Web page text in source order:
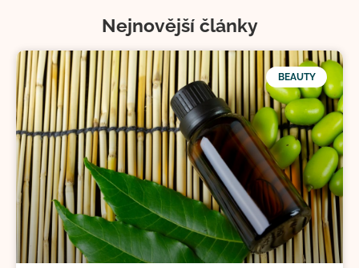
Nejnovější články
BEAUTY